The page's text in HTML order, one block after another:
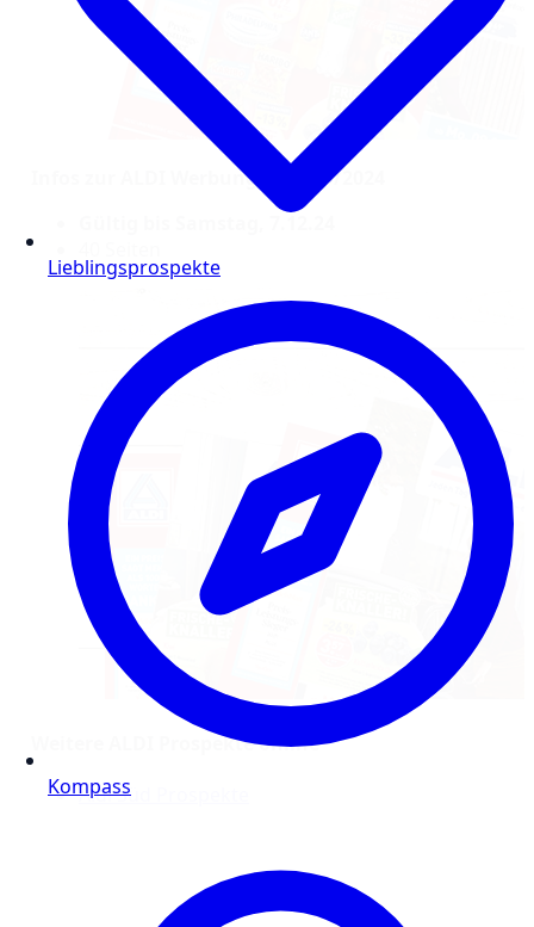
Infos zur ALDI Werbung – KW 49/2024
Weitere ALDI Prospekte online
Aldi Süd Prospekte
Lieblingsprospekte
Kompass